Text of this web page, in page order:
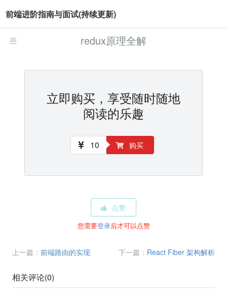
前端进阶指南与面试(持续更新)
redux原理全解
立即购买，享受随时随地
阅读的乐趣
10 购买
点赞
您需要登录后才可以点赞
上一篇： 前端路由的实现 下一篇： React Fiber 架构解析
相关评论(0)